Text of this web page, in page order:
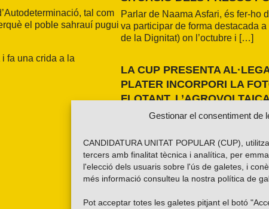
Gestionar el consentiment de
CANDIDATURA UNITAT POPULAR (CUP),
tercers amb finalitat tècnica i analítica, per
l'elecció dels usuaris sobre l'ús de galetes, i
més informació consulteu la nostra política de
Pot acceptar totes les galetes pitjant el botó
tal com
el poble sahrauí pugui
fa una crida a la
Parlar de Naama Asfari, és fer-ho
va participar de forma destacada
de la Dignitat) on l’octubre i […]
LA CUP PRESENTA
PLATER INCORPORI LA
FLOTANT,
ESPAIS ANTROPITZATS
al PLATER d’àmbit nacional. La
pròpia basada en els resultats de
de Girona i amb la voluntat
país. La segona, impulsada per la